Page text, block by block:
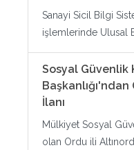
Sanayi Sicil Bilgi
işlemlerinde Ulusal
Sosyal Güvenlik
İlanı
Mülkiyet Sosyal
olan Ordu ili